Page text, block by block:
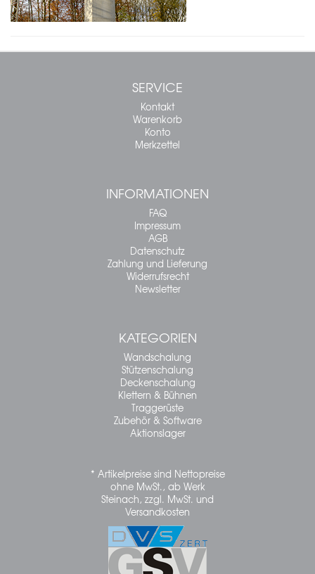
SERVICE
Kontakt
Warenkorb
Konto
Merkzettel
INFORMATIONEN
FAQ
Impressum
AGB
Datenschutz
Zahlung und Lieferung
Widerrufsrecht
Newsletter
KATEGORIEN
Wandschalung
Stützenschalung
Deckenschalung
Klettern & Bühnen
Traggerüste
Zubehör & Software
Aktionslager
* Artikelpreise sind Nettopreise
ohne MwSt., ab Werk
Steinach, zzgl. MwSt. und
Versandkosten